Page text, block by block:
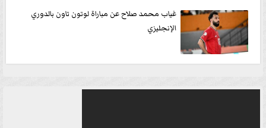
غياب محمد صلاح عن مباراة لوتون تاون بالدوري
الإنجليزي